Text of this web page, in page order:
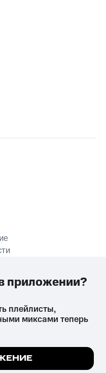
причиняет вред здоровью,
установленную
сайте все
плейлисты,
миксами теперь